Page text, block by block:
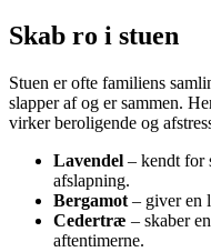
Skab ro i stuen
Stuen er ofte familiens
slapper af og er sammen.
virker beroligende og
Lavendel – kendt for
afslapning.
Bergamot – giver en
Cedertræ – skaber
aftentimerne.